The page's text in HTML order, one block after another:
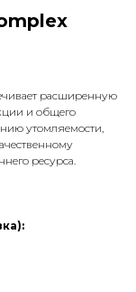
расширенную
и общего
утомляемости,
ресурса.